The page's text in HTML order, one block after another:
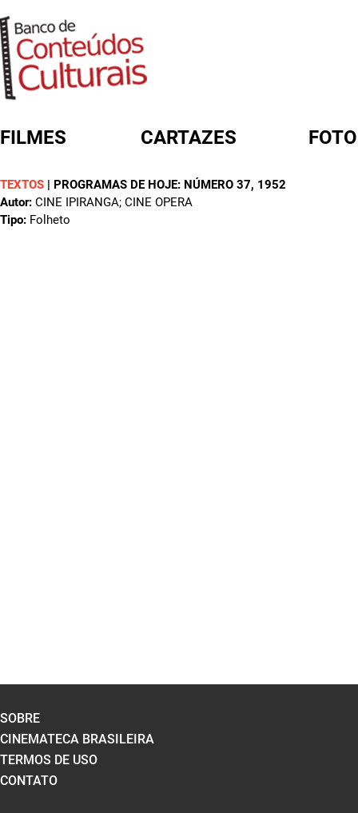
FILMES CARTAZES
TEXTOS | PROGRAMAS DE HOJE: NÚMERO 37, 1952
Autor: CINE IPIRANGA; CINE OPERA
Tipo: Folheto
FORMULÁRIO DE BUSCA
SOBRE
CINEMATECA BRASILEIRA
TERMOS DE USO
CONTATO